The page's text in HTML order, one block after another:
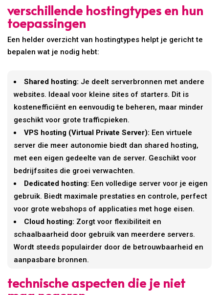
verschillende hostingtypes en hun
toepassingen
Een helder overzicht van hostingtypes helpt je gericht te
bepalen wat je nodig hebt:
Shared hosting: Je deelt serverbronnen met andere
websites. Ideaal voor kleine sites of starters. Dit is
kostenefficiënt en eenvoudig te beheren, maar minder
geschikt voor grote trafficpieken.
VPS hosting (Virtual Private Server): Een virtuele
server die meer autonomie biedt dan shared hosting,
met een eigen gedeelte van de server. Geschikt voor
bedrijfssites die groei verwachten.
Dedicated hosting: Een volledige server voor je eigen
gebruik. Biedt maximale prestaties en controle, perfect
voor grote webshops of applicaties met hoge eisen.
Cloud hosting: Zorgt voor flexibiliteit en
schaalbaarheid door gebruik van meerdere servers.
Wordt steeds populairder door de betrouwbaarheid en
aanpasbare bronnen.
technische aspecten die je niet